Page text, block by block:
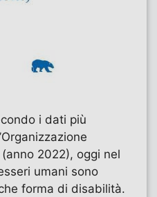
i dati più
2022), oggi nel
umani sono
forma di disabilità.